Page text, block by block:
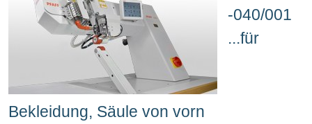
-040/001
...für
Bekleidung, Säule von vorn